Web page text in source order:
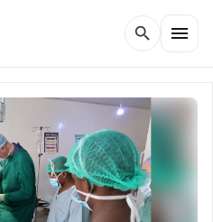
search menu